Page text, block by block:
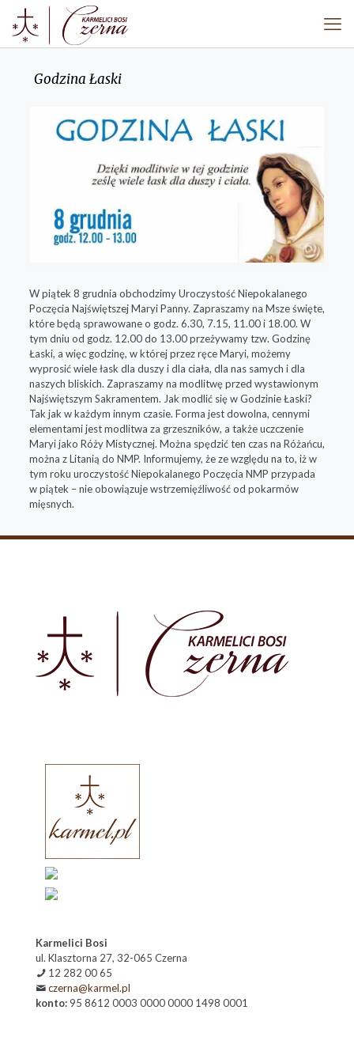
Godzina Łaski
W piątek 8 grudnia obchodzimy Uroczystość Niepokalanego
Poczęcia Najświętszej Maryi Panny. Zapraszamy na Msze święte,
które będą sprawowane o godz. 6.30, 7.15, 11.00 i 18.00. W
tym dniu od godz. 12.00 do 13.00 przeżywamy tzw. Godzinę
Łaski, a więc godzinę, w której przez ręce Maryi, możemy
wyprosić wiele łask dla duszy i dla ciała, dla nas samych i dla
naszych bliskich. Zapraszamy na modlitwę przed wystawionym
Najświętszym Sakramentem. Jak modlić się w Godzinie Łaski?
Tak jak w każdym innym czasie. Forma jest dowolna, cennymi
elementami jest modlitwa za grzeszników, a także uczczenie
Maryi jako Róży Mistycznej. Można spędzić ten czas na Różańcu,
można z Litanią do NMP. Informujemy, że ze względu na to, iż w
tym roku uroczystość Niepokalanego Poczęcia NMP przypada
w piątek – nie obowiązuje wstrzemięźliwość od pokarmów
mięsnych.
Karmelici Bosi
ul. Klasztorna 27, 32-065 Czerna
12 282 00 65
czerna@karmel.pl
konto: 95 8612 0003 0000 0000 1498 0001